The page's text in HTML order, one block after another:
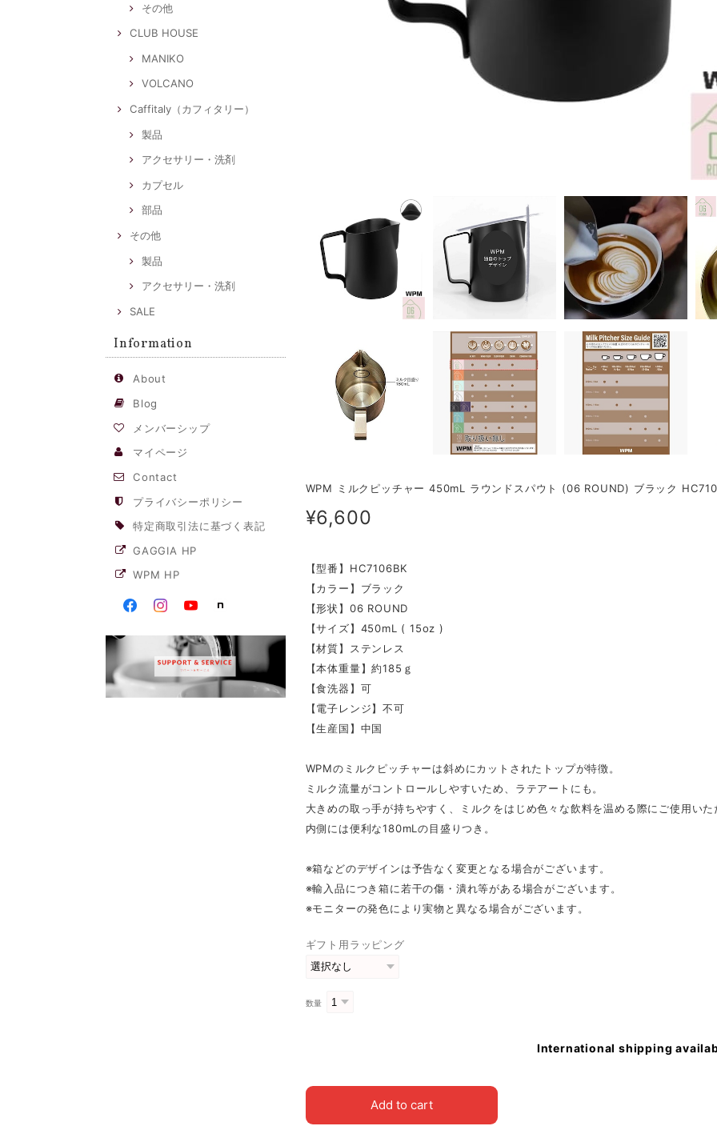
その他
CLUB HOUSE
MANIKO
VOLCANO
Caffitaly（カフィタリー）
製品
アクセサリー・洗剤
カプセル
部品
その他
製品
アクセサリー・洗剤
SALE
Information
About
Blog
メンバーシップ
マイページ
Contact
プライバシーポリシー
特定商取引法に基づく表記
GAGGIA HP
WPM HP
WPM ミルクピッチャー 450mL ラウンドスパウト (06 ROUND) ブラック
¥6,600
【型番】HC7106BK
【カラー】ブラック
【形状】06 ROUND
【サイズ】450mL ( 15oz )
【材質】ステンレス
【本体重量】約185ｇ
【食洗器】可
【電子レンジ】不可
【生産国】中国
WPMのミルクピッチャーは斜めにカットされたトップが特徴。
ミルク流量がコントロールしやすいため、ラテアートにも。
大きめの取っ手が持ちやすく、ミルクをはじめ色々な飲料を温める際にご使用い
内側には便利な180mLの目盛りつき。
※箱などのデザインは予告なく変更となる場合がございます。
※輸入品につき箱に若干の傷・潰れ等がある場合がございます。
※モニターの発色により実物と異なる場合がございます。
ギフト用ラッピング
数量
International shipping
Add to cart